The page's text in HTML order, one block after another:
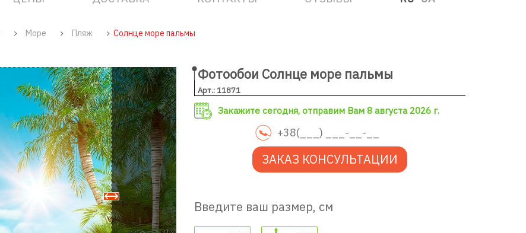
Море Пляж Солнце море пальмы
Фотообои Солнце море пальмы
Арт.: 11871
Закажите сегодня, отправим Вам 8 августа 2026 г.
ЗАКАЗ КОНСУЛЬТАЦИИ
Введите ваш размер, см